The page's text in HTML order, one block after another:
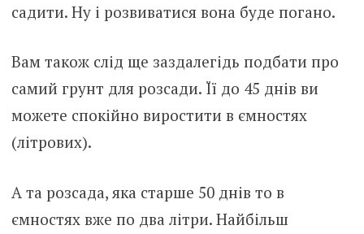
садити. Ну і розвиватися вона буде погано.
Вам також слід ще заздалегідь подбати про
самий грунт для розсади. Її до 45 днів ви
можете спокійно виростити в ємностях
(літрових).
А та розсада, яка старше 50 днів то в
ємностях вже по два літри. Найбільш